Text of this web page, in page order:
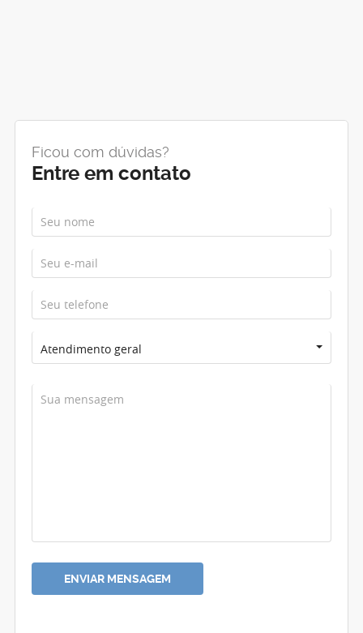
Ficou com dúvidas?
Entre em contato
Atendimento geral